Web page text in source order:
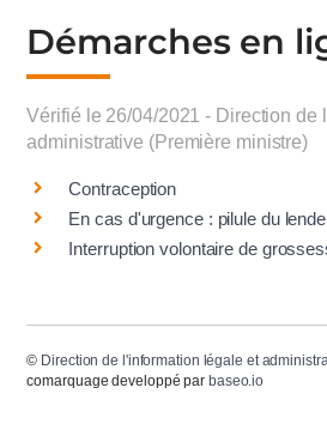
Démarches en
Vérifié le 26/04/2021 - Direction de
administrative (Première ministre)
Contraception
En cas d'urgence : pilule du
Interruption volontaire de
© Direction de l'information légale et
comarquage developpé par baseo.io